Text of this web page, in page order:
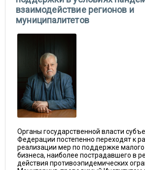
взаимодействие регионов и
муниципалитетов
Органы государственной власти
Федерации постепенно переходят к
реализации мер по поддержке малого
бизнеса, наиболее пострадавшего в
действия противоэпидемических